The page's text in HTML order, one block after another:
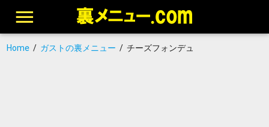
Home/ ガストの裏メニュー / チーズフォンデュ